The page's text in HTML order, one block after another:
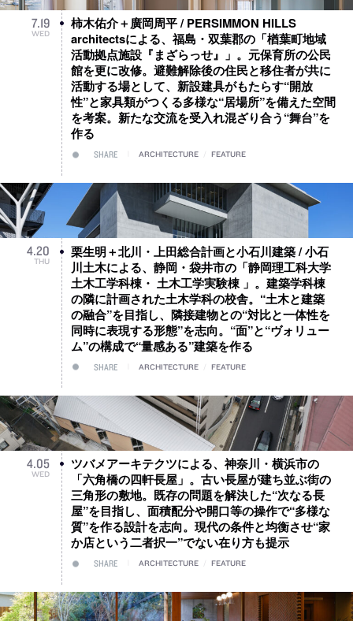
7.19
WED
柿木佑介＋廣岡周平 / PERSIMMON HILLS
architectsによる、福島・双葉郡の「楢葉町地域
活動拠点施設『まざらっせ』」。元保育所の公民
館を更に改修。避難解除後の住民と移住者が共に
活動する場として、新設建具がもたらす“開放
性”と家具類がつくる多様な“居場所”を備えた空間
を考案。新たな交流を受入れ混ざり合う“舞台”を
作る
SHARE ARCHITECTURE FEATURE
4.20
THU
栗生明＋北川・上田総合計画と小石川建築 / 小石
川土木による、静岡・袋井市の「静岡理工科大学
土木工学科棟・ 土木工学実験棟 」。建築学科棟
の隣に計画された土木学科の校舎。“土木と建築
の融合”を目指し、隣接建物との“対比と一体性を
同時に表現する形態”を志向。“面”と“ヴォリュー
ム”の構成で“量感ある”建築を作る
SHARE ARCHITECTURE FEATURE
4.05
WED
ツバメアーキテクツによる、神奈川・横浜市の
「六角橋の四軒長屋」。古い長屋が建ち並ぶ街の
三角形の敷地。既存の問題を解決した“次なる長
屋”を目指し、面積配分や開口等の操作で“多様な
質”を作る設計を志向。現代の条件と均衡させ“家
か店という二者択一”でない在り方も提示
SHARE ARCHITECTURE FEATURE